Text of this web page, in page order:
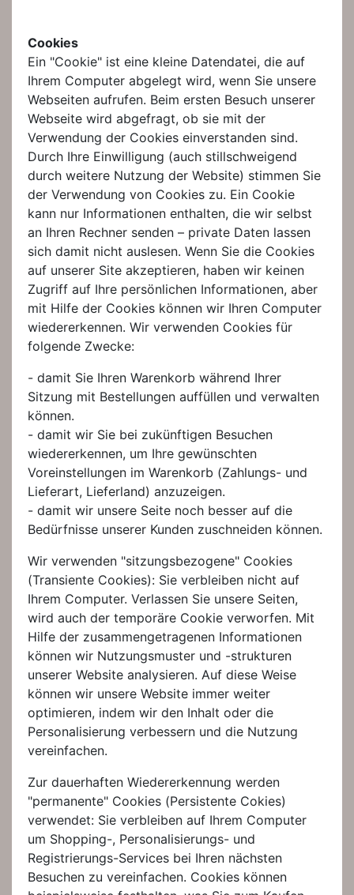
Cookies
Ein "Cookie" ist eine kleine Datendatei, die auf
Ihrem Computer abgelegt wird, wenn Sie unsere
Webseiten aufrufen. Beim ersten Besuch unserer
Webseite wird abgefragt, ob sie mit der
Verwendung der Cookies einverstanden sind.
Durch Ihre Einwilligung (auch stillschweigend
durch weitere Nutzung der Website) stimmen Sie
der Verwendung von Cookies zu. Ein Cookie
kann nur Informationen enthalten, die wir selbst
an Ihren Rechner senden – private Daten lassen
sich damit nicht auslesen. Wenn Sie die Cookies
auf unserer Site akzeptieren, haben wir keinen
Zugriff auf Ihre persönlichen Informationen, aber
mit Hilfe der Cookies können wir Ihren Computer
wiedererkennen. Wir verwenden Cookies für
folgende Zwecke:
- damit Sie Ihren Warenkorb während Ihrer
Sitzung mit Bestellungen auffüllen und verwalten
können.
- damit wir Sie bei zukünftigen Besuchen
wiedererkennen, um Ihre gewünschten
Voreinstellungen im Warenkorb (Zahlungs- und
Lieferart, Lieferland) anzuzeigen.
- damit wir unsere Seite noch besser auf die
Bedürfnisse unserer Kunden zuschneiden können.
Wir verwenden "sitzungsbezogene" Cookies
(Transiente Cookies): Sie verbleiben nicht auf
Ihrem Computer. Verlassen Sie unsere Seiten,
wird auch der temporäre Cookie verworfen. Mit
Hilfe der zusammengetragenen Informationen
können wir Nutzungsmuster und -strukturen
unserer Website analysieren. Auf diese Weise
können wir unsere Website immer weiter
optimieren, indem wir den Inhalt oder die
Personalisierung verbessern und die Nutzung
vereinfachen.
Zur dauerhaften Wiedererkennung werden
"permanente" Cookies (Persistente Cokies)
verwendet: Sie verbleiben auf Ihrem Computer
um Shopping-, Personalisierungs- und
Registrierungs-Services bei Ihren nächsten
Besuchen zu vereinfachen. Cookies können